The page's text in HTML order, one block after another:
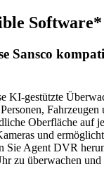
Software*
Sansco
KI-gestützte
Fahrzeugen
Oberfläche auf
und
Sie Agent DVR
zu überwachen und